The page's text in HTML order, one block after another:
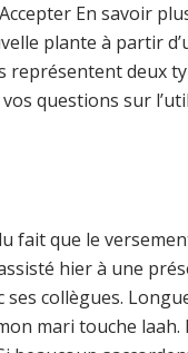
En savoir
plante à partir
représentent deux
questions sur
fait que le
hier à une
collègues.
mari touche